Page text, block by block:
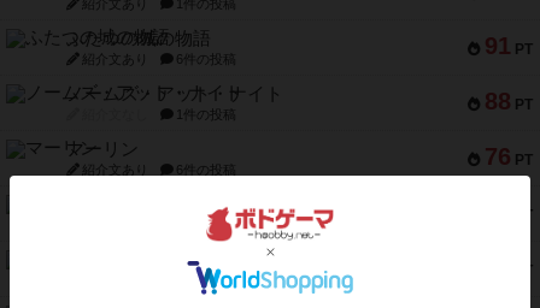
紹介文あり 1件の投稿
91 PT
ふたつの城の物語
紹介文あり 6件の投稿
88 PT
ノームズ・アット・ナイト
1件の投稿
76 PT
マーリン
紹介文あり 6件の投稿
PT
2件の投稿
PT
トランスオリエント・エクスプレス
1件の投稿